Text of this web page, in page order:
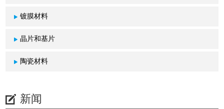
镀膜材料
晶片和基片
陶瓷材料
新闻